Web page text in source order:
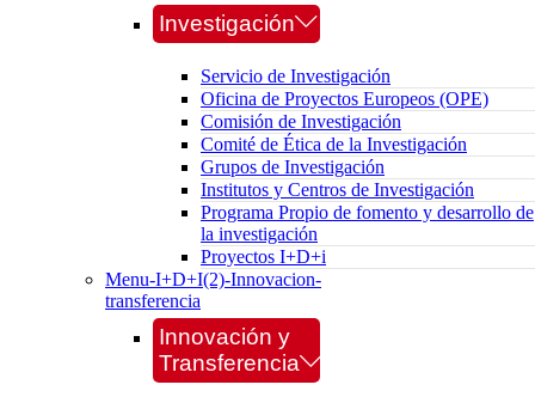
Investigación
Servicio de Investigación
Oficina de Proyectos Europeos (OPE)
Comisión de Investigación
Comité de Ética de la Investigación
Grupos de Investigación
Institutos y Centros de Investigación
Programa Propio de fomento y desarrollo de
la investigación
Proyectos I+D+i
Menu-I+D+I(2)-Innovacion-
transferencia
Innovación y
Transferencia